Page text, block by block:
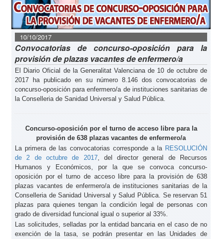
10/10/2017
Convocatorias de concurso-oposición para la
provisión de plazas vacantes de enfermero/a
El Diario Oficial de la Generalitat Valenciana de 10 de octubre de
2017 ha publicado en su número 8.146 dos convocatorias de
concurso-oposición para enfermero/a de instituciones sanitarias de
la Conselleria de Sanidad Universal y Salud Pública.
Concurso-oposición por el turno de acceso libre para la
provisión de 638 plazas vacantes de enfermero/a
La primera de las convocatorias corresponde a la RESOLUCIÓN
de 2 de octubre de 2017, del director general de Recursos
Humanos y Económicos, por la que se convoca concurso-
oposición por el turno de acceso libre para la provisión de 638
plazas vacantes de enfermero/a de instituciones sanitarias de la
Conselleria de Sanidad Universal y Salud Pública. Se reservan 51
plazas para quienes tengan la condición legal de personas con
grado de diversidad funcional igual o superior al 33%.
Las solicitudes, selladas por la entidad bancaria en el caso de no
exención de la tasa, se podrán presentar en las Unidades de